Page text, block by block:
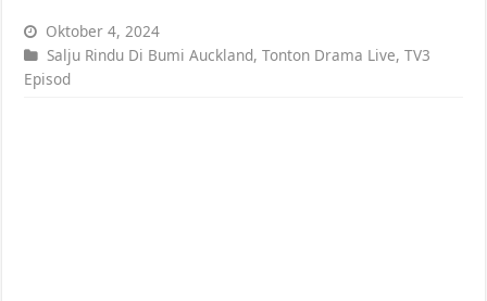
Oktober 4, 2024
Salju Rindu Di Bumi Auckland,Tonton Drama Live,TV3
Episod